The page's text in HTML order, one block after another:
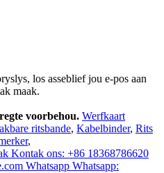
los asseblief jou e-pos aan
maak.
voorbehou. Werfkaart
ritsbande, Kabelbinder, Rits
,
Kontak ons: +86 18368786620
Whatsapp Whatsapp: